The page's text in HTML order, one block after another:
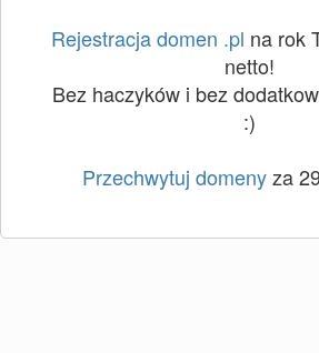
Rejestracja domen .pl na rok
netto!
Bez haczyków i bez
:)
Przechwytuj domenyza